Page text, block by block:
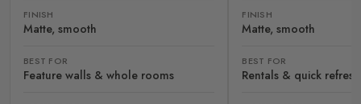
FINISH
Matte, smooth
BEST FOR
Feature walls & whole rooms
FINISH
Matte, smooth
BEST FOR
Rentals & quick